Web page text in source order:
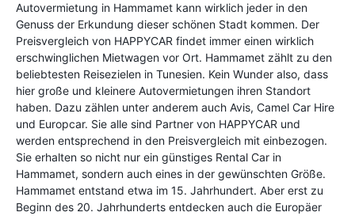
Autovermietung in Hammamet kann wirklich jeder in den
Genuss der Erkundung dieser schönen Stadt kommen. Der
Preisvergleich von HAPPYCAR findet immer einen wirklich
erschwinglichen Mietwagen vor Ort. Hammamet zählt zu den
beliebtesten Reisezielen in Tunesien. Kein Wunder also, dass
hier große und kleinere Autovermietungen ihren Standort
haben. Dazu zählen unter anderem auch Avis, Camel Car Hire
und Europcar. Sie alle sind Partner von HAPPYCAR und
werden entsprechend in den Preisvergleich mit einbezogen.
Sie erhalten so nicht nur ein günstiges Rental Car in
Hammamet, sondern auch eines in der gewünschten Größe.
Hammamet entstand etwa im 15. Jahrhundert. Aber erst zu
Beginn des 20. Jahrhunderts entdecken auch die Europäer